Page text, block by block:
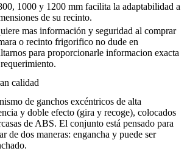
1000 y 1200 mm facilita la adaptabilidad a
de su recinto.
mas información y seguridad al comprar
o recinto frigorifico no dude en
para proporcionarle informacion exacta
calidad
de ganchos excéntricos de alta
y doble efecto (gira y recoge), colocados
de ABS. El conjunto está pensado para
de dos maneras: engancha y puede ser